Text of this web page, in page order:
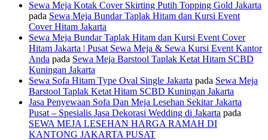
Sewa Meja Kotak Cover Skirting Putih Topping Gold Jakarta
pada Sewa Meja Bundar Taplak Hitam dan Kursi Event
Cover Hitam Jakarta
Sewa Meja Bundar Taplak Hitam dan Kursi Event Cover
Hitam Jakarta | Pusat Sewa Meja & Sewa Kursi Event Kantor
Anda pada Sewa Meja Barstool Taplak Ketat Hitam SCBD
Kuningan Jakarta
Sewa Sofa Hitam Type Oval Single Jakarta pada Sewa Meja
Barstool Taplak Ketat Hitam SCBD Kuningan Jakarta
Jasa Penyewaan Sofa Dan Meja Lesehan Sekitar Jakarta
Pusat – Spesialis Jasa Dekorasi Wedding di Jakarta pada
SEWA MEJA LESEHAN HARGA RAMAH DI
KANTONG JAKARTA PUSAT